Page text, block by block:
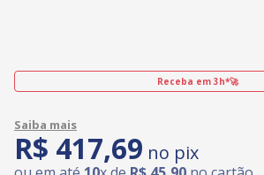
Receba em 3h*🚀
R$ 417,69 no pix